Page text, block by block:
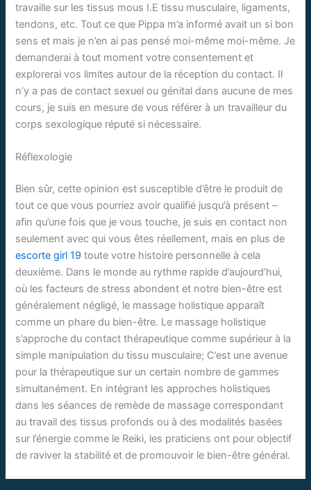
travaille sur les tissus mous I.E tissu musculaire, ligaments,
tendons, etc. Tout ce que Pippa m’a informé avait un si bon
sens et mais je n’en ai pas pensé moi-même moi-même. Je
demanderai à tout moment votre consentement et
explorerai vos limites autour de la réception du contact. Il
n’y a pas de contact sexuel ou génital dans aucune de mes
cours, je suis en mesure de vous référer à un travailleur du
corps sexologique réputé si nécessaire.
Réflexologie
Bien sûr, cette opinion est susceptible d’être le produit de
tout ce que vous pourriez avoir qualifié jusqu’à présent –
afin qu’une fois que je vous touche, je suis en contact non
seulement avec qui vous êtes réellement, mais en plus de
escorte girl 19 toute votre histoire personnelle à cela
deuxième. Dans le monde au rythme rapide d’aujourd’hui,
où les facteurs de stress abondent et notre bien-être est
généralement négligé, le massage holistique apparaît
comme un phare du bien-être. Le massage holistique
s’approche du contact thérapeutique comme supérieur à la
simple manipulation du tissu musculaire; C’est une avenue
pour la thérapeutique sur un certain nombre de gammes
simultanément. En intégrant les approches holistiques
dans les séances de remède de massage correspondant
au travail des tissus profonds ou à des modalités basées
sur l’énergie comme le Reiki, les praticiens ont pour objectif
de raviver la stabilité et de promouvoir le bien-être général.